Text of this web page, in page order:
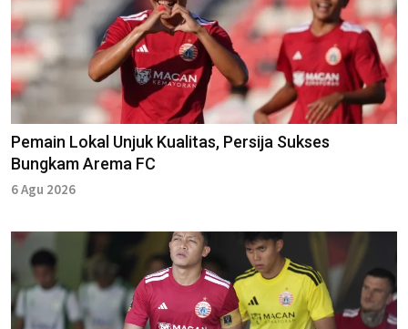
Pemain Lokal Unjuk Kualitas, Persija Sukses
Bungkam Arema FC
6 Agu 2026